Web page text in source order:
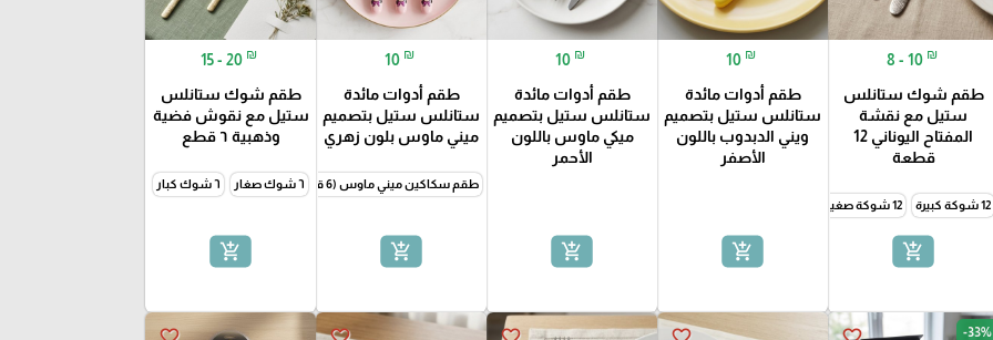
8 - 10 ₪
طقم شوك ستانلس
ستيل مع نقشة
المفتاح اليوناني 12
قطعة
12 شوكة كبيرة 12 شوكة صغيرة
add_shopping_cart
10 ₪
طقم أدوات مائدة
ستانلس ستيل بتصميم
ويني الدبدوب باللون
الأصفر
add_shopping_cart
10 ₪
طقم أدوات مائدة
ستانلس ستيل بتصميم
ميكي ماوس باللون
الأحمر
add_shopping_cart
10 ₪
طقم أدوات مائدة
ستانلس ستيل بتصميم
ميني ماوس بلون زهري
طقم سكاكين ميني ماوس (6 قطع)
add_shopping_cart
15 - 20 ₪
طقم شوك ستانلس
ستيل مع نقوش فضية
وذهبية ٦ قطع
٦ شوك صغار ٦ شوك كبار
add_shopping_cart
-33%